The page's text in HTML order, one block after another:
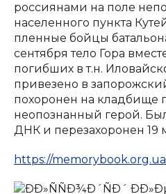
россиянами на поле
населенного пункта
пленные бойцы
сентября тело Гора
погибших в т.н.
привезено в
похоронен на кладбище
неопознанный герой.
ДНК и перезахоронен 19
https://